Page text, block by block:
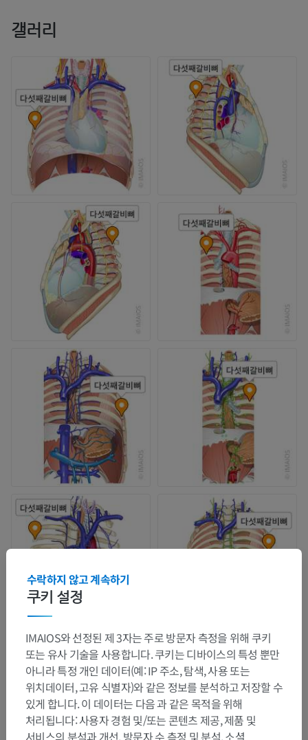
갤러리
쿠키 설정
수락하지 않고 계속하기
IMAIOS와 선정된 제 3자는 주로 방문자 측정을 위해 쿠키
또는 유사 기술을 사용합니다. 쿠키는 디바이스의 특성 뿐만
아니라 특정 개인 데이터(예: IP 주소, 탐색, 사용 또는
위치데이터, 고유 식별자)와 같은 정보를 분석하고 저장할 수
있게 합니다. 이 데이터는 다음 과 같은 목적을 위해
처리됩니다: 사용자 경험 및/또는 콘텐츠 제공, 제품 및
서비스의 분석과 개선, 방문자 수 측정 및 분석, 소셜